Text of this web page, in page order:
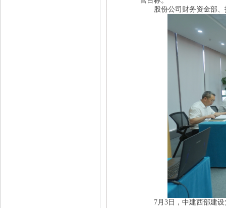
股份公司财务资金部、
7月3日，中建西部建设